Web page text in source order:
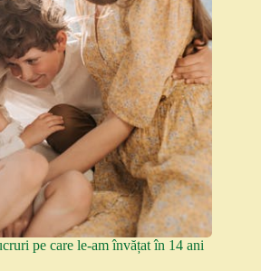
pe care le-am învățat în 14 ani